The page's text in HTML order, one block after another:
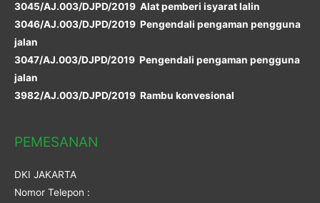
3045/AJ.003/DJPD/2019 Alat pemberi isyarat lalin
3046/AJ.003/DJPD/2019 Pengendali pengaman pengguna
jalan
3047/AJ.003/DJPD/2019 Pengendali pengaman pengguna
jalan
3982/AJ.003/DJPD/2019 Rambu konvesional
PEMESANAN
DKI JAKARTA
Nomor Telepon :